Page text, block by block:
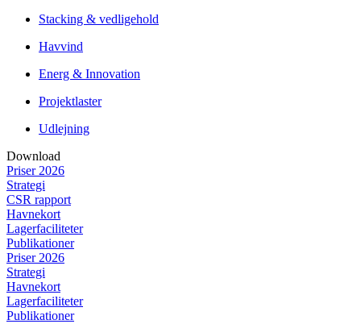
Stacking & vedligehold
Havvind
Energ & Innovation
Projektlaster
Udlejning
Download
Priser 2026
Strategi
CSR rapport
Havnekort
Lagerfaciliteter
Publikationer
Priser 2026
Strategi
Havnekort
Lagerfaciliteter
Publikationer